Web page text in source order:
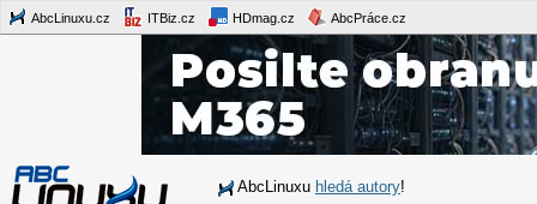
AbcLinuxu.cz ITBiz.cz HDmag.cz AbcPráce.cz
AbcLinuxu hledá autory!